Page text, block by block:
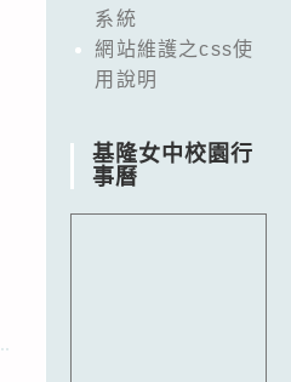
系統
網站維護之css使
用說明
基隆女中校園行
事曆